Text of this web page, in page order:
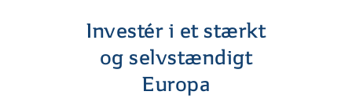
Investér i et stærkt
og selvstændigt
Europa